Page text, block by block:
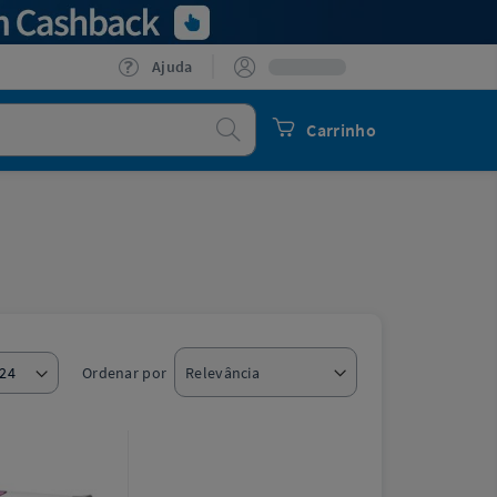
Ajuda
Carrinho
Procurar
Ordenar por